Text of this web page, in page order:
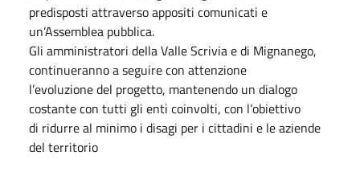
predisposti attraverso appositi comunicati e
un’Assemblea pubblica.
Gli amministratori della Valle Scrivia e di Mignanego,
continueranno a seguire con attenzione
l’evoluzione del progetto, mantenendo un dialogo
costante con tutti gli enti coinvolti, con l’obiettivo
di ridurre al minimo i disagi per i cittadini e le aziende
del territorio